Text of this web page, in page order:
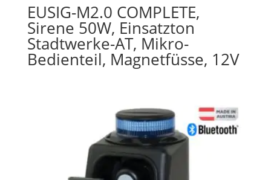
EUSIG-M2.0 COMPLETE,
Sirene 50W, Einsatzton
Stadtwerke-AT, Mikro-
Bedienteil, Magnetfüsse, 12V